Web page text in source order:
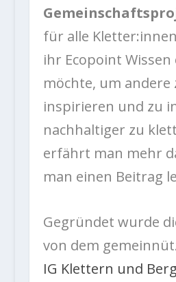
für alle
ihr Ecopoint
möchte, um andere
inspirieren und zu
nachhaltiger zu
erfährt man mehr
man einen Beitrag
Gegründet wurde
von dem
IG Klettern und